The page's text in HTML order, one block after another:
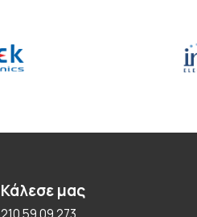
Κάλεσε μας